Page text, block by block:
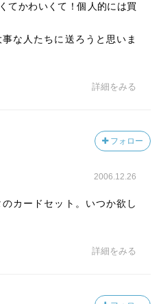
てかわいくて！個人的には買
な人たちに送ろうと思いま
詳細をみる
フォロー
2006.12.26
カードセット。いつか欲し
詳細をみる